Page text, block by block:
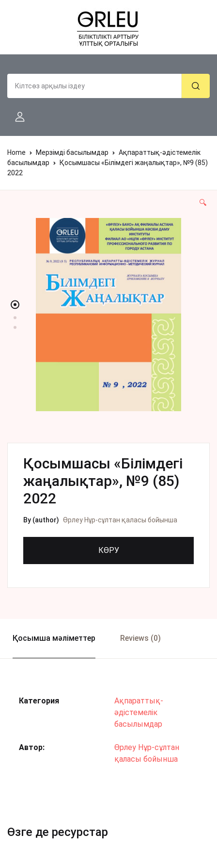
Home Мерзімді басылымдар
Ақпараттық-әдістемелік
басылымдар
Қосымшасы «Білімдегі жаңалықтар», №9 (85)
2022
🔍
Қосымшасы «Білімдегі
жаңалықтар», №9 (85)
2022
By (author) Өрлеу Нұр-сұлтан қаласы бойынша
КӨРУ
Қосымша мәліметтер Reviews (0)
Категория
Ақпараттық-
әдістемелік
басылымдар
Автор
Өрлеу Нұр-сұлтан
қаласы бойынша
Өзге де ресурстар